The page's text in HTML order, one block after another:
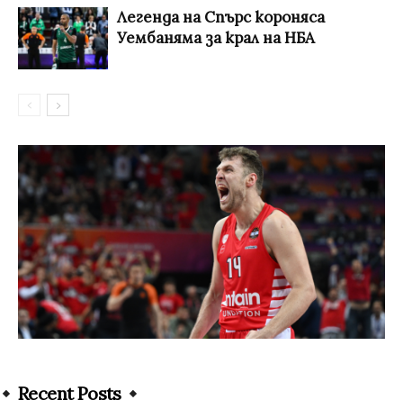
Легенда на Спърс короняса
Уембаняма за крал на НБА
Recent Posts